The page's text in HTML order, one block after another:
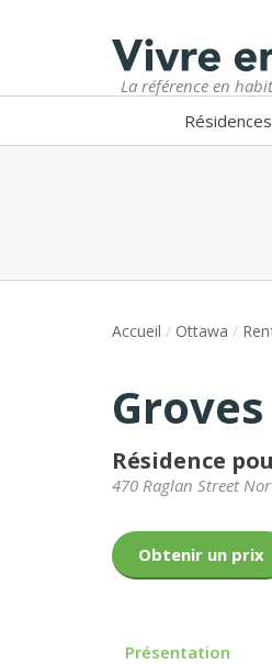
La référence en
Accueil / Ottawa /
Résidence
470 Raglan Street
Obtenir un prix
Présentation